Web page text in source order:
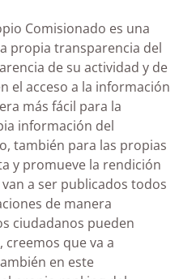
Comisionado es una
propia transparencia del
de su actividad y de
el acceso a la información
más fácil para la
información del
también para las propias
y promueve la rendición
a ser publicados todos
de manera
ciudadanos pueden
creemos que va a
en este